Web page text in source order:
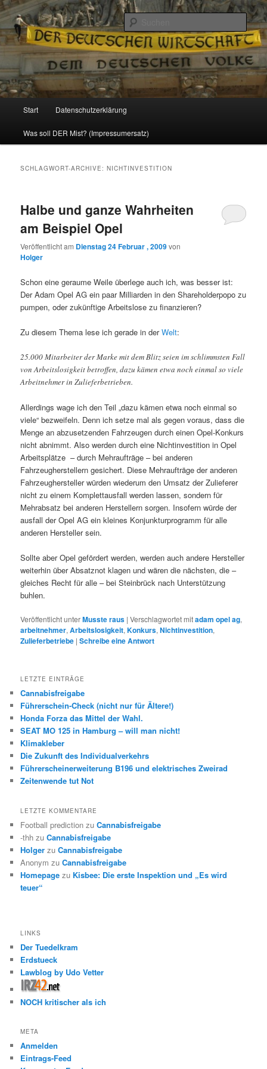
Reizzentrum
Politik, Wirtschaft, Soziales und Gesellschaft
Zum
Inhalt
Zum
sekundären
Start Datenschutzerklärung
Was soll DER Mist? (Impressumersatz)
SCHLAGWORT-ARCHIVE:NICHTINVESTITION
Halbe und ganze Wahrheiten
am Beispiel Opel
Veröffentlicht am Dienstag 24 Februar , 2009von
Holger
Schon eine geraume Weile überlege auch ich, was besser ist:
Der Adam Opel AG ein paar Milliarden in den Shareholderpopo zu
pumpen, oder zukünftige Arbeitslose zu finanzieren?
Zu diesem Thema lese ich gerade in derWelt:
25.000 Mitarbeiter der Marke mit dem Blitz seien im schlimmsten Fall
von Arbeitslosigkeit betroffen, dazu kämen etwa noch einmal so viele
Arbeitnehmer in Zulieferbetrieben.
Allerdings wage ich den Teil „dazu kämen etwa noch einmal so
viele“ bezweifeln. Denn ich setze mal als gegen voraus, dass die
Menge an abzusetzenden Fahrzeugen durch einen Opel-Konkurs
nicht abnimmt. Also werden durch eine Nichtinvestition in Opel
Arbeitsplätze – durch Mehraufträge – bei anderen
Fahrzeugherstellern gesichert. Diese Mehraufträge der anderen
Fahrzeughersteller würden wiederum den Umsatz der Zulieferer
nicht zu einem Komplettausfall werden lassen, sondern für
Mehrabsatz bei anderen Herstellern sorgen. Insofern würde der
ausfall der Opel AG ein kleines Konjunkturprogramm für alle
anderen Hersteller sein.
Sollte aber Opel gefördert werden, werden auch andere Hersteller
weiterhin über Absatznot klagen und wären die nächsten, die –
gleiches Recht für alle – bei Steinbrück nach Unterstützung
buhlen.
Veröffentlicht unterMusste raus |Verschlagwortet mitadam opel ag,
arbeitnehmer,Arbeitslosigkeit,Konkurs,Nichtinvestition,
Zulieferbetriebe |Schreibe eine Antwort
LETZTE EINTRÄGE
Cannabisfreigabe
Führerschein-Check (nicht nur für Ältere!)
Honda Forza das Mittel der Wahl.
SEAT MO 125 in Hamburg – will man nicht!
Klimakleber
Die Zukunft des Individualverkehrs
Führerscheinerweiterung B196 und elektrisches Zweirad
Zeitenwende tut Not
LETZTE KOMMENTARE
Football prediction zuCannabisfreigabe
-thh zuCannabisfreigabe
Holger zuCannabisfreigabe
Anonym zuCannabisfreigabe
Homepage zu Kisbee: Die erste Inspektion und „Es wird
teuer“
LINKS
Der Tuedelkram
Erdstueck
Lawblog by Udo Vetter
NOCH kritischer als ich
META
Anmelden
Eintrags-Feed